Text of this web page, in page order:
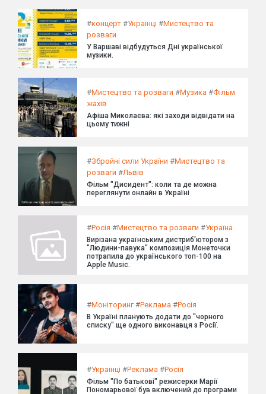
#концерт #Українці #Мистецтво та
розваги
У Варшаві відбудуться Дні української
музики.
#Мистецтво та розваги #Музика #Фільм
жахів
Афіша Миколаєва: які заходи відвідати на
цьому тижні
#Збройні сили України #Мистецтво та
розваги #Львів
Фільм "Дисидент": коли та де можна
переглянути онлайн в Україні
#Росія #Мистецтво та розваги #Україна
Вирізана українським дистриб'ютором з
"Людини-павука" композиція Монеточки
потрапила до українського топ-100 на
Apple Music.
#Моніторинг#Реклама #Росія
В Україні планують додати до "чорного
списку" ще одного виконавця з Росії.
#Українці #Реклама #Росія
Фільм "По батькові" режисерки Марії
Пономарьової був включений до програми